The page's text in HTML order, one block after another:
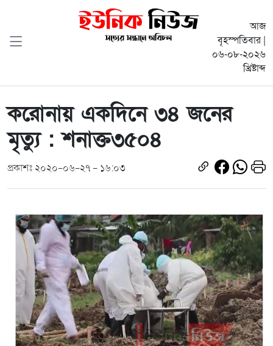
আজ
বৃহস্পতিবার |
০৬-০৮-২০২৬
খ্রিষ্টাব্দ
করোনায় একদিনে ৩৪ জনের
মৃত্যু : শনাক্ত৩৫০৪
প্রকাশঃ ২০২০-০৬-২৭ - ১৬:০৩